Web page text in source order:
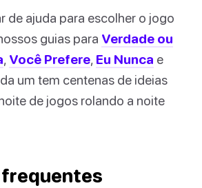
de ajuda para escolher o jogo
guias para Verdade ou
, Você Prefere, Eu Nunca e
um tem centenas de ideias
de jogos rolando a noite